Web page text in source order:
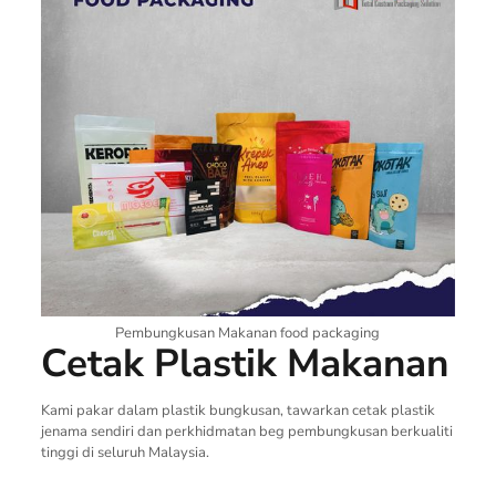
Pembungkusan Makanan food packaging
Cetak Plastik Makanan
Kami pakar dalam plastik bungkusan, tawarkan cetak plastik
jenama sendiri dan perkhidmatan beg pembungkusan berkualiti
tinggi di seluruh Malaysia.